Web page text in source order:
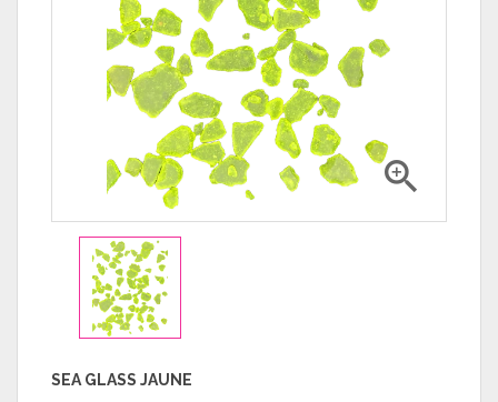

SEA GLASS JAUNE